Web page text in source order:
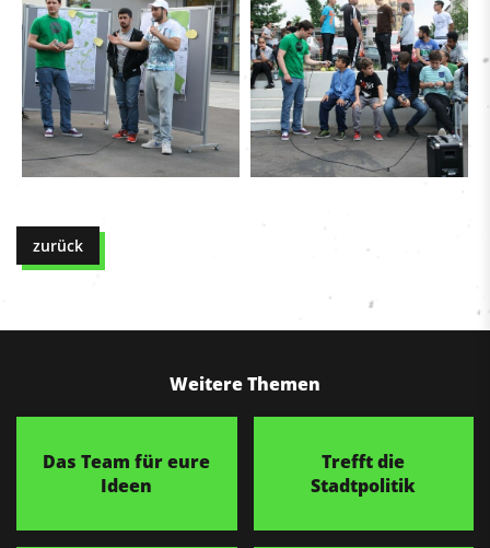
zurück
Weitere Themen
Das Team für eure
Ideen
Trefft die
Stadtpolitik